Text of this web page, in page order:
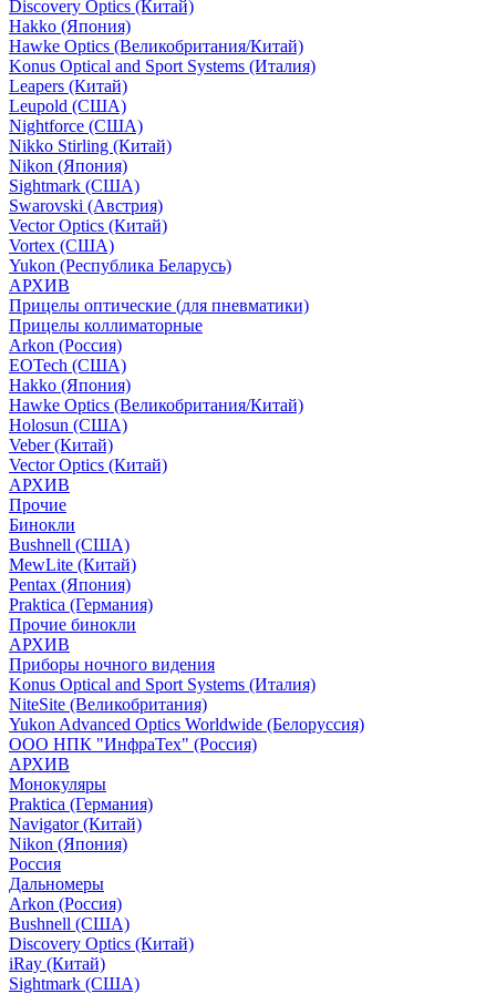
Discovery Optics (Китай)
Hakko (Япония)
Hawke Optics (Великобритания/Китай)
Konus Optical and Sport Systems (Италия)
Leapers (Китай)
Leupold (США)
Nightforce (США)
Nikko Stirling (Китай)
Nikon (Япония)
Sightmark (США)
Swarovski (Австрия)
Vector Optics (Китай)
Vortex (США)
Yukon (Республика Беларусь)
АРХИВ
Прицелы оптические (для пневматики)
Прицелы коллиматорные
Arkon (Россия)
EOTech (США)
Hakko (Япония)
Hawke Optics (Великобритания/Китай)
Holosun (США)
Veber (Китай)
Vector Optics (Китай)
АРХИВ
Прочие
Бинокли
Bushnell (США)
MewLite (Китай)
Pentax (Япония)
Praktica (Германия)
Прочие бинокли
АРХИВ
Приборы ночного видения
Konus Optical and Sport Systems (Италия)
NiteSite (Великобритания)
Yukon Advanced Optics Worldwide (Белоруссия)
ООО НПК "ИнфраТех" (Россия)
АРХИВ
Монокуляры
Praktica (Германия)
Navigator (Китай)
Nikon (Япония)
Россия
Дальномеры
Arkon (Россия)
Bushnell (США)
Discovery Optics (Китай)
iRay (Китай)
Sightmark (США)